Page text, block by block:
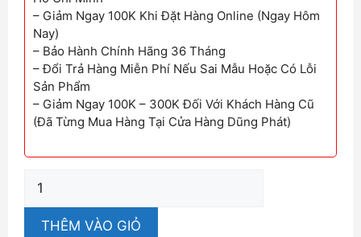
– Giảm Ngay 100K Khi Đặt Hàng Online (Ngay Hôm
Nay)
– Bảo Hành Chính Hãng 36 Tháng
– Đổi Trả Hàng Miễn Phí Nếu Sai Mẫu Hoặc Có Lỗi
Sản Phẩm
– Giảm Ngay 100K – 300K Đối Với Khách Hàng Cũ
(Đã Từng Mua Hàng Tại Cửa Hàng Dũng Phát)
Ghế
VảiTHÊM VÀO GIỎ